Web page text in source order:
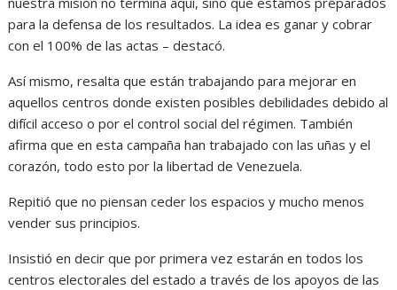
para la defensa de los resultados. La idea es ganar y cobrar
con el 100% de las actas – destacó.
Así mismo, resalta que están trabajando para mejorar en
aquellos centros donde existen posibles debilidades debido al
difícil acceso o por el control social del régimen. También
afirma que en esta campaña han trabajado con las uñas y el
corazón, todo esto por la libertad de Venezuela.
Repitió que no piensan ceder los espacios y mucho menos
vender sus principios.
Insistió en decir que por primera vez estarán en todos los
centros electorales del estado a través de los apoyos de las